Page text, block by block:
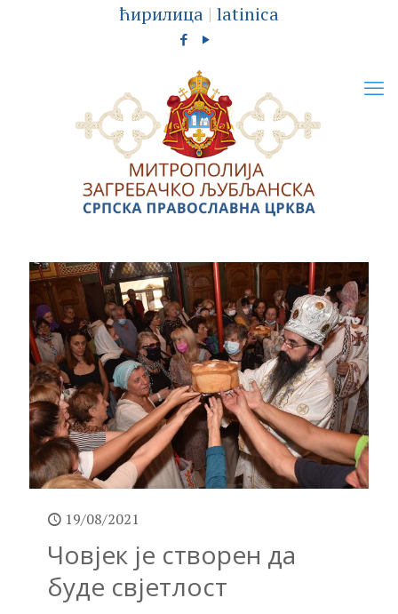
ћирилица | latinica
19/08/2021
Човјек је створен да
буде свјетлост